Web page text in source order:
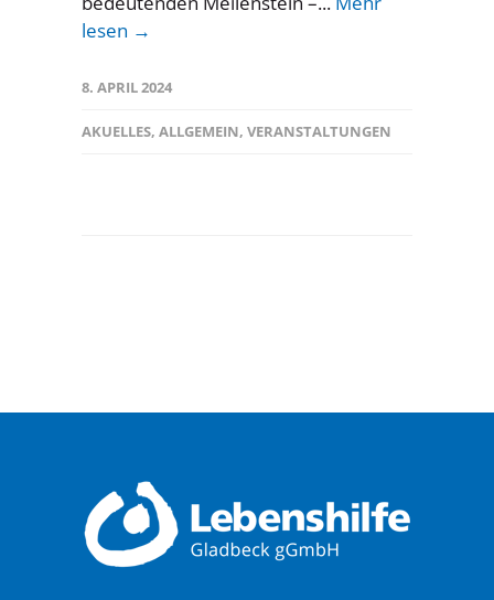
lesen →
8. APRIL 2024
AKUELLES, ALLGEMEIN, VERANSTALTUNGEN